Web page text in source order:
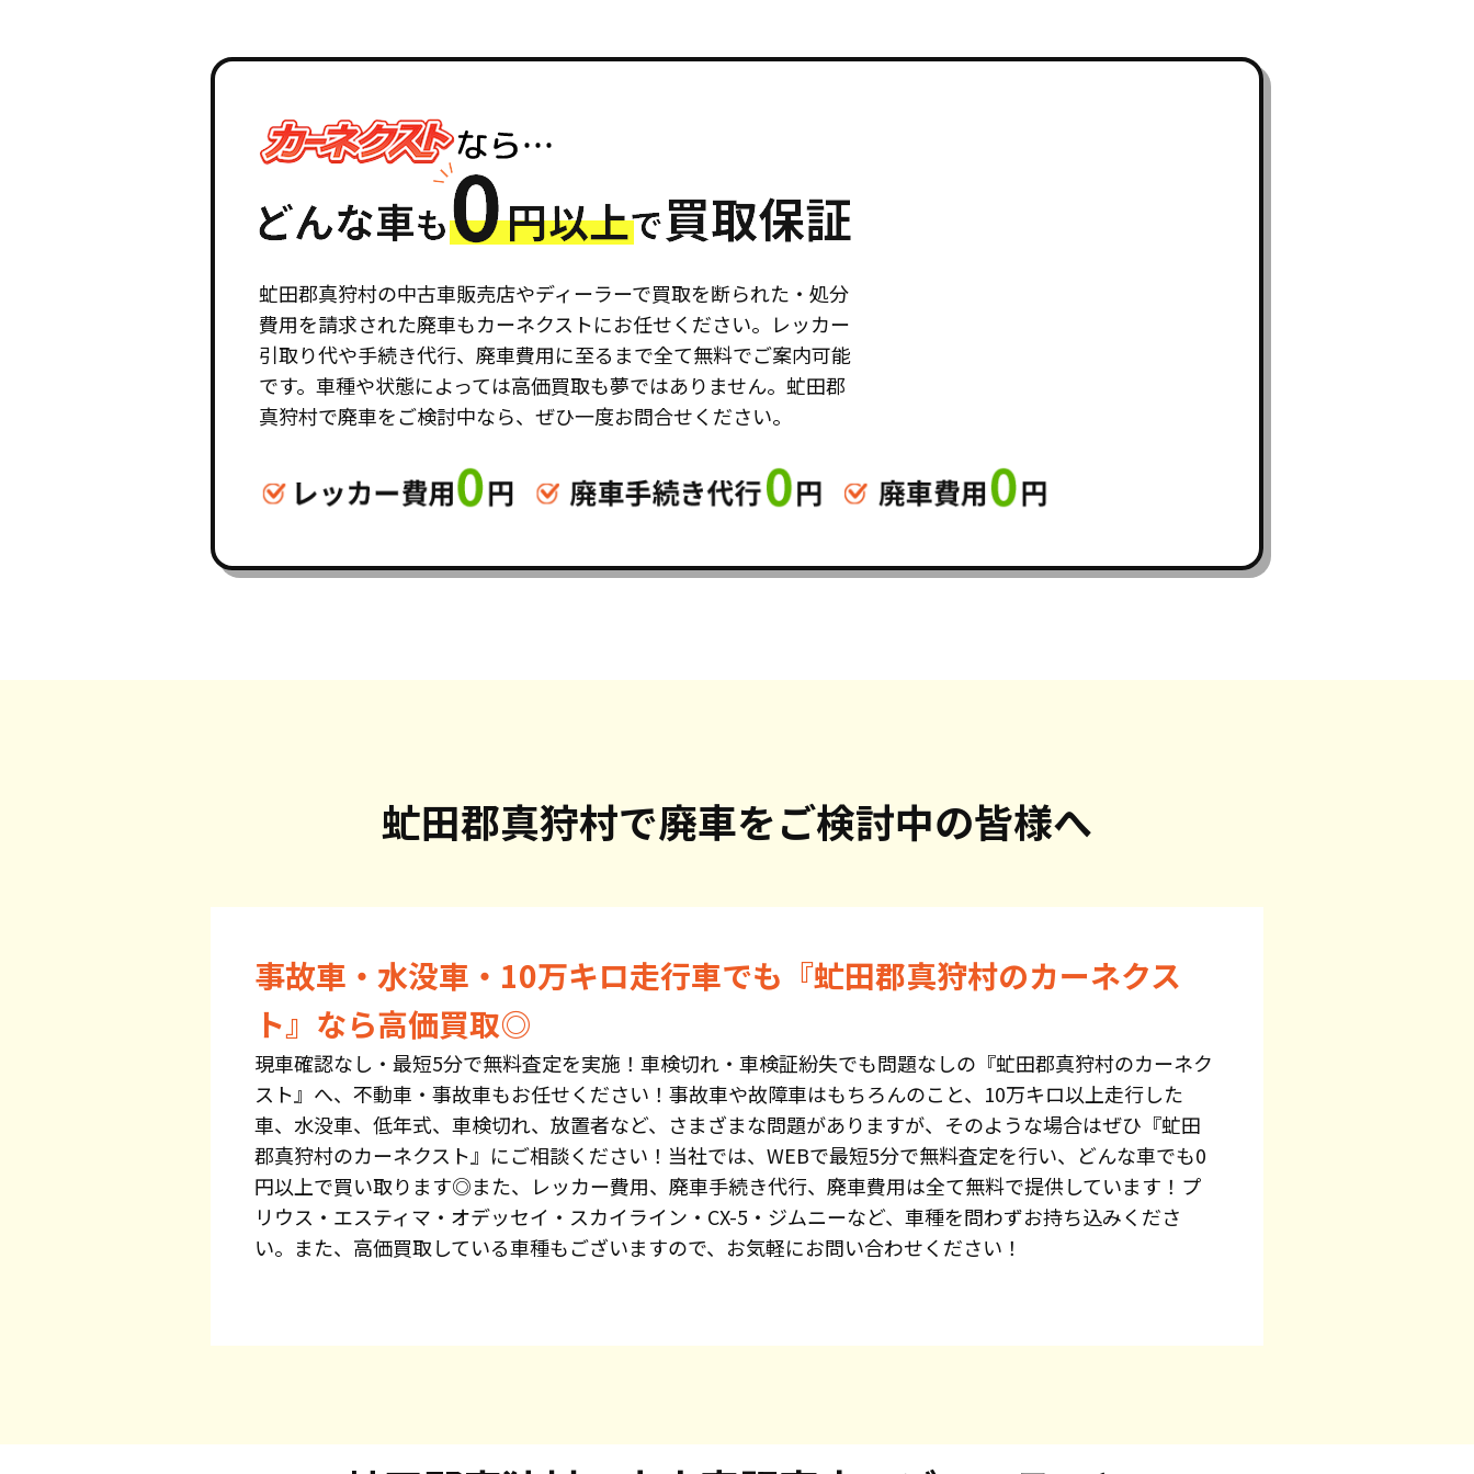
虻田郡真狩村の中古車販売店やディーラーで買取を断られた・処分
費用を請求された廃車もカーネクストにお任せください。レッカー
引取り代や手続き代行、廃車費用に至るまで全て無料でご案内可能
です。車種や状態によっては高価買取も夢ではありません。虻田郡
真狩村で廃車をご検討中なら、ぜひ一度お問合せください。
虻田郡真狩村で廃車をご検討中の皆様へ
事故車・水没車・10万キロ走行車でも『虻田郡真狩村のカーネクス
ト』なら高価買取◎
現車確認なし・最短5分で無料査定を実施！車検切れ・車検証紛失でも問題なしの『虻田郡真狩村のカーネク
スト』へ、不動車・事故車もお任せください！事故車や故障車はもちろんのこと、10万キロ以上走行した
車、水没車、低年式、車検切れ、放置者など、さまざまな問題がありますが、そのような場合はぜひ『虻田
郡真狩村のカーネクスト』にご相談ください！当社では、WEBで最短5分で無料査定を行い、どんな車でも0
円以上で買い取ります◎また、レッカー費用、廃車手続き代行、廃車費用は全て無料で提供しています！プ
リウス・エスティマ・オデッセイ・スカイライン・CX-5・ジムニーなど、車種を問わずお持ち込みくださ
い。また、高価買取している車種もございますので、お気軽にお問い合わせください！